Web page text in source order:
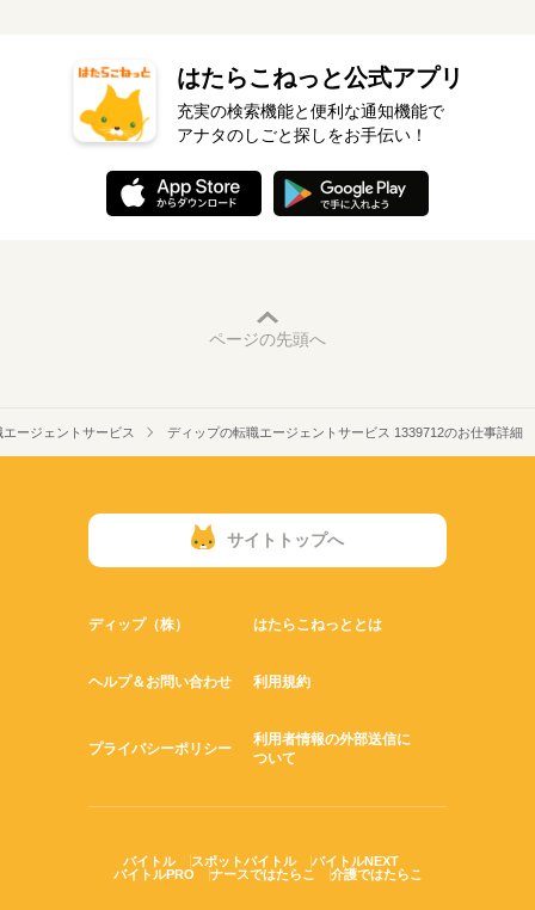
はたらこねっと公式アプリ
充実の検索機能と便利な通知機能で
アナタのしごと探しをお手伝い！
ページの先頭へ
ージェントサービス ディップの転職エージェントサービス 1339712のお仕事詳細
サイトトップへ
ディップ（株） はたらこねっととは
ヘルプ＆お問い合わせ 利用規約
プライバシーポリシー
利用者情報の外部送信に
ついて
バイトル スポットバイトル
バイトルNEXT
バイトルPRO
ナースではたらこ 介護ではたらこ